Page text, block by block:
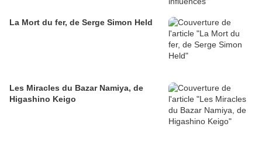
La Mort du fer, de Serge Simon Held
Les Miracles du Bazar Namiya, de
Higashino Keigo